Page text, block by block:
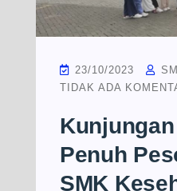
23/10/2023
TIDAK ADA
Penuh
SMK